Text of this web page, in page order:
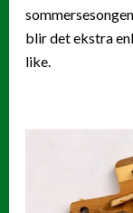
blir det ekstra
like.